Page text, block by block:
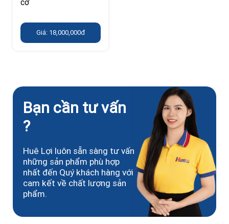
Giá: 18,000,000đ
Bạn cần tư vấn
?
Huê Lợi luôn sẵn sàng tư vấn
những sản phẩm phù hợp
nhất đến Quý khách hàng với
cam kết về chất lượng sản
phẩm.